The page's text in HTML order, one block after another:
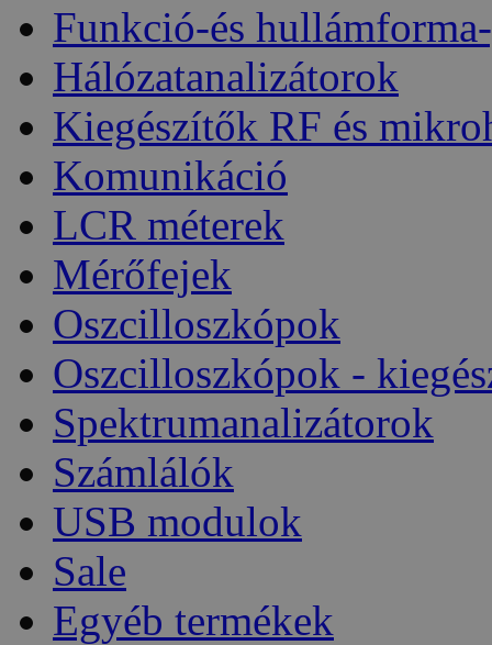
Funkció-és
Hálózatanalizátorok
Kiegészítők RF és
Komunikáció
LCR méterek
Mérőfejek
Oszcilloszkópok
Oszcilloszkópok -
Spektrumanalizátorok
Számlálók
USB modulok
Sale
Egyéb termékek